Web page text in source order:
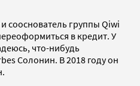
сооснователь группы Qiwi
в кредит. У
что-нибудь
Солонин. В 2018 году он